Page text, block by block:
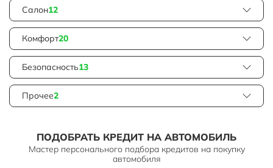
Салон12
Комфорт20
Безопасность13
Прочее2
ПОДОБРАТЬ КРЕДИТ НА АВТОМОБИЛЬ
Мастер персонального подбора кредитов на покупку
автомобиля